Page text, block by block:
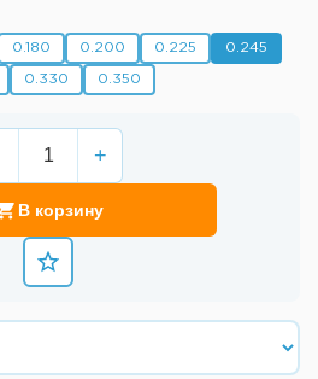
0.180 0.200 0.225 0.245
0.330 0.350
+
В корзину